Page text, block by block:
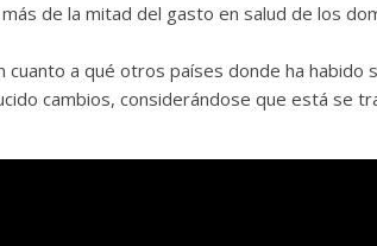
de la mitad del gasto en salud de los
cuanto a qué otros países donde ha habido
cambios, considerándose que está se